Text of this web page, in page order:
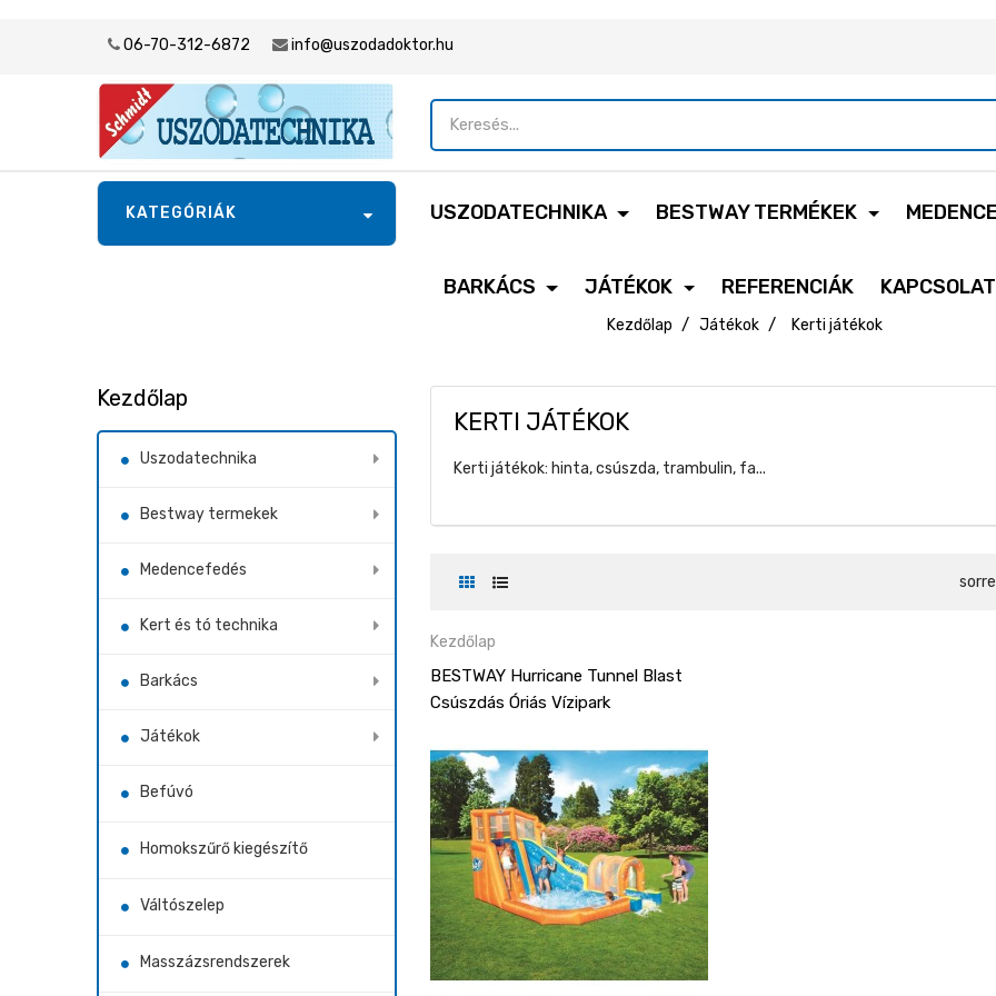
06-70-312-6872 info@uszodadoktor.hu
KATEGÓRIÁK USZODATECHNIKA BESTWAY TERMÉKEK
BARKÁCS JÁTÉKOK REFERENCIÁK KAPCSOLAT
Kezdőlap Játékok Kerti játékok
Kezdőlap
Uszodatechnika
Bestway termekek
Medencefedés
Kert és tó technika
Barkács
Játékok
Befúvó
Homokszűrő kiegészítő
Váltószelep
Masszázsrendszerek
KERTI JÁTÉKOK
Kerti játékok: hinta, csúszda, trambulin, fa...
Kezdőlap
BESTWAY Hurricane Tunnel Blast
Csúszdás Óriás Vízipark